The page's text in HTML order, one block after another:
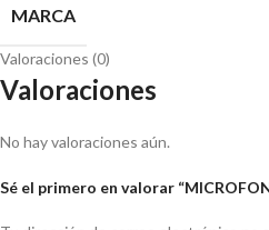
MARCA
Valoraciones (0)
Valoraciones
No hay valoraciones aún.
Sé el primero en valorar